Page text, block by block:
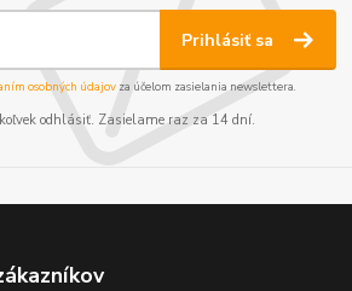
Prihlásiť sa
osobných údajov za účelom zasielania newslettera.
odhlásiť. Zasielame raz za 14 dní.